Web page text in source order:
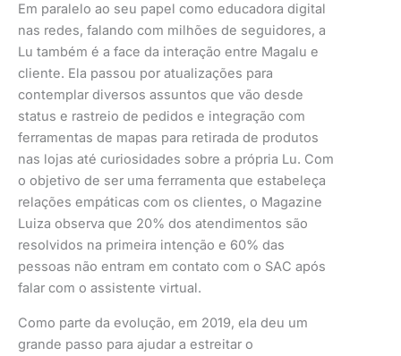
Em paralelo ao seu papel como educadora digital
nas redes, falando com milhões de seguidores, a
Lu também é a face da interação entre Magalu e
cliente. Ela passou por atualizações para
contemplar diversos assuntos que vão desde
status e rastreio de pedidos e integração com
ferramentas de mapas para retirada de produtos
nas lojas até curiosidades sobre a própria Lu. Com
o objetivo de ser uma ferramenta que estabeleça
relações empáticas com os clientes, o Magazine
Luiza observa que 20% dos atendimentos são
resolvidos na primeira intenção e 60% das
pessoas não entram em contato com o SAC após
falar com o assistente virtual.
Como parte da evolução, em 2019, ela deu um
grande passo para ajudar a estreitar o